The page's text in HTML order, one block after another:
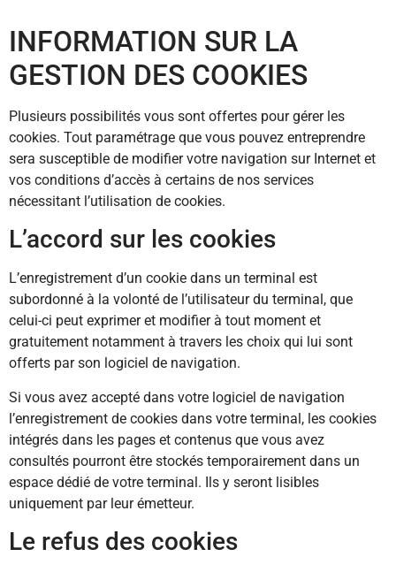
INFORMATION SUR LA
GESTION DES COOKIES
Plusieurs possibilités vous sont offertes pour gérer les
cookies. Tout paramétrage que vous pouvez entreprendre
sera susceptible de modifier votre navigation sur Internet et
vos conditions d’accès à certains de nos services
nécessitant l’utilisation de cookies.
L’accord sur les cookies
L’enregistrement d’un cookie dans un terminal est
subordonné à la volonté de l’utilisateur du terminal, que
celui-ci peut exprimer et modifier à tout moment et
gratuitement notamment à travers les choix qui lui sont
offerts par son logiciel de navigation.
Si vous avez accepté dans votre logiciel de navigation
l’enregistrement de cookies dans votre terminal, les cookies
intégrés dans les pages et contenus que vous avez
consultés pourront être stockés temporairement dans un
espace dédié de votre terminal. Ils y seront lisibles
uniquement par leur émetteur.
Le refus des cookies